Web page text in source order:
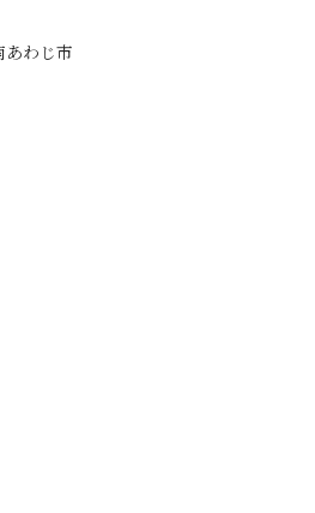
あわじ市